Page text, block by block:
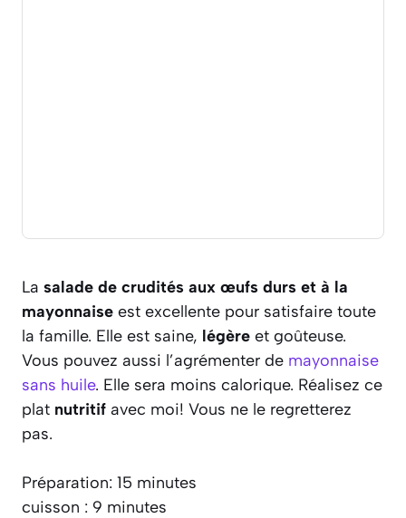
La salade de crudités aux œufs durs et à la
mayonnaise est excellente pour satisfaire toute
la famille. Elle est saine, légère et goûteuse.
Vous pouvez aussi l’agrémenter de mayonnaise
sans huile. Elle sera moins calorique. Réalisez ce
plat nutritif avec moi! Vous ne le regretterez
pas.
Préparation: 15 minutes
cuisson : 9 minutes